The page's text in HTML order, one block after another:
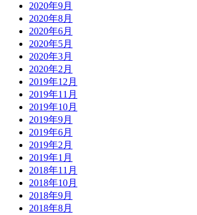
2020年9月
2020年8月
2020年6月
2020年5月
2020年3月
2020年2月
2019年12月
2019年11月
2019年10月
2019年9月
2019年6月
2019年2月
2019年1月
2018年11月
2018年10月
2018年9月
2018年8月